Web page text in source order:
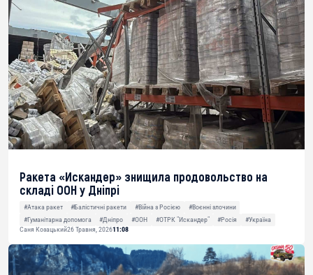
Ракета «Искандер» знищила продовольство на
складі ООН у Дніпрі
#Атака ракет #Балістичні ракети #Війна з Росією
#Воєнні злочини
#Гуманітарна допомога
#Дніпро #ООН #ОТРК "Искандер" #Росія
#Україна
Саня Козацький26 Травня, 202611:08